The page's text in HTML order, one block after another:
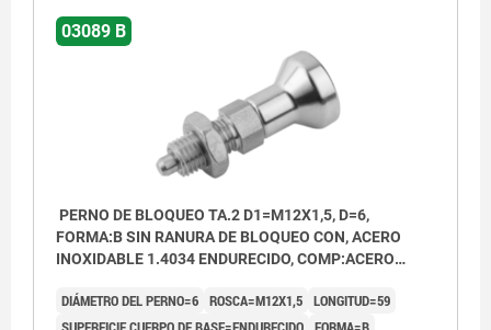
03089 B
PERNO DE BLOQUEO TA.2 D1=M12X1,5, D=6,
FORMA:B SIN RANURA DE BLOQUEO CON, ACERO
INOXIDABLE 1.4034 ENDURECIDO, COMP:ACERO
DIÁMETRO DEL PERNO=6 ROSCA=M12X1,5 LONGITUD=59